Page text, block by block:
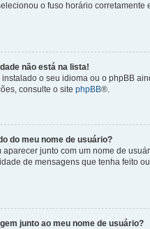
o fuso horário
não está na lista!
o seu idioma ou o phpBB
consulte o site phpBB®.
do meu nome de usuário?
aparecer junto com um nome de
de mensagens que tenha feito
junto ao meu nome de usuário?